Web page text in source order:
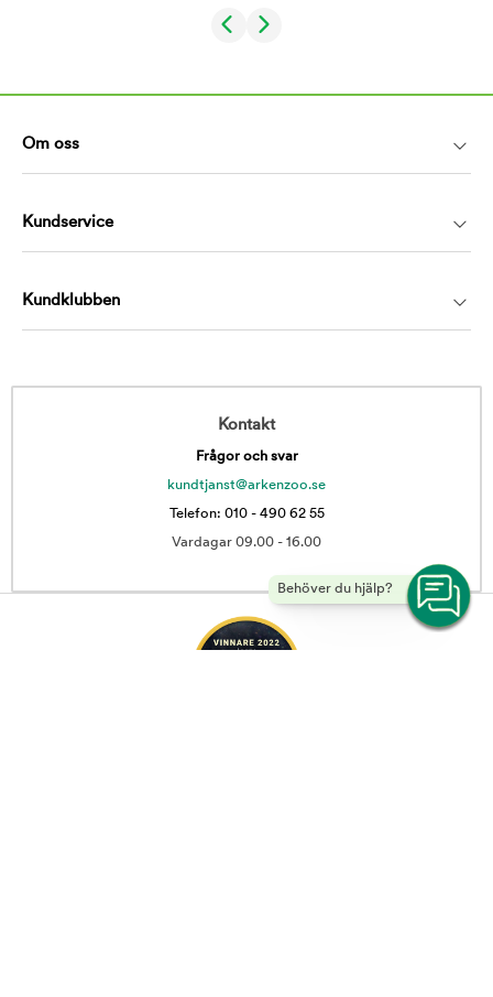
Behöver du hjälp?
Om oss
Kundservice
Kundklubben
Kontakt
Frågor och svar
kundtjanst@arkenzoo.se
Telefon: 010 - 490 62 55
Vardagar 09.00 - 16.00